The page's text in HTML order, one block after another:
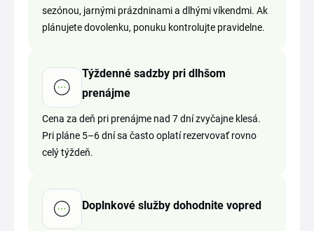
sezónou, jarnými prázdninami a dlhými víkendmi. Ak
plánujete dovolenku, ponuku kontrolujte pravidelne.
Týždenné sadzby pri dlhšom
prenájme
Cena za deň pri prenájme nad 7 dní zvyčajne klesá.
Pri pláne 5–6 dní sa často oplatí rezervovať rovno
celý týždeň.
Doplnkové služby dohodnite vopred